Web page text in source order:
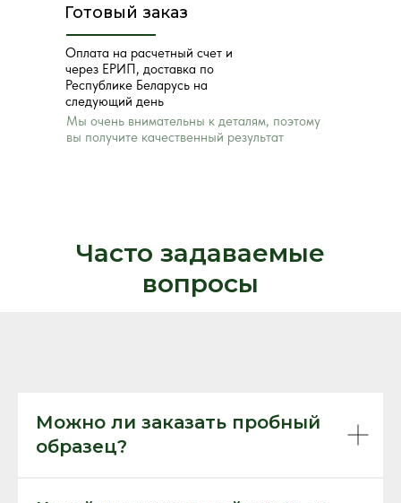
Мы очень внимательны к деталям, поэтому
вы получите качественный результат
Готовый заказ
Оплата на расчетный счет и
через ЕРИП, доставка по
Республике Беларусь на
следующий день
Часто задаваемые
вопросы
Можно ли заказать пробный
образец?